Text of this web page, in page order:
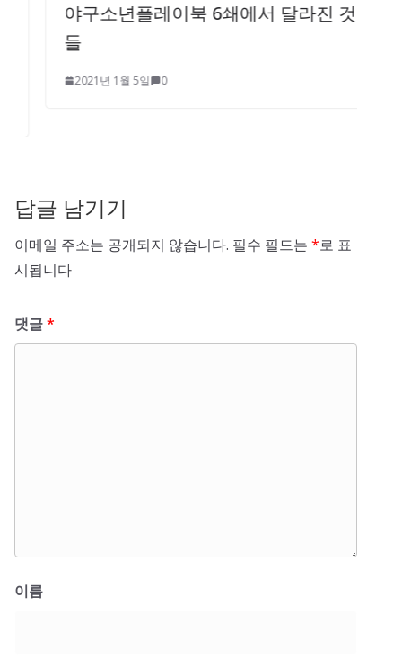
야구소년플레이북 6쇄에서 달라진 것
2021년 1월 5일 0
답글 남기기
이메일 주소는 공개되지 않습니다. 필수 필드는 *로 표
시됩니다
댓글*
이름